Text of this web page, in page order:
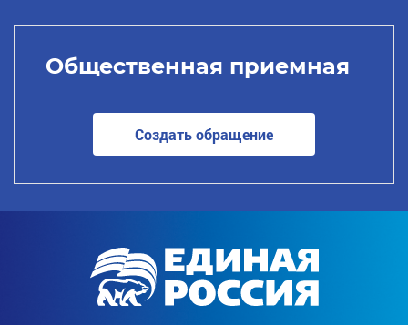
Общественная приемная
Создать обращение